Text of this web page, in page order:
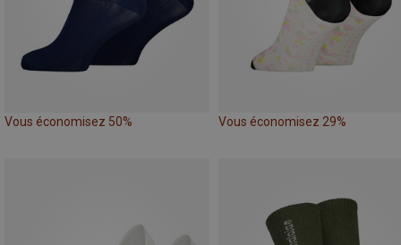
Vous économisez 50% Vous économisez 29%